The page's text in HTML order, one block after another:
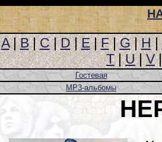
A|B|C|D|E|F|G|H|
T|U|V
Гостевая
MP3-альбомы